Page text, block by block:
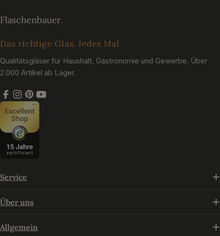
Das richtige Glas. Jedes Mal.
Qualitätsgläser für Haushalt, Gastronomie und Gewerbe. Über
2.000 Artikel ab Lager.
Facebook
Instagram
Pinterest
YouTube
Service
Über uns
Allgemein